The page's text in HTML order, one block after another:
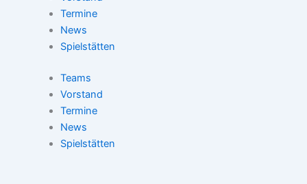
Termine
News
Spielstätten
Teams
Vorstand
Termine
News
Spielstätten